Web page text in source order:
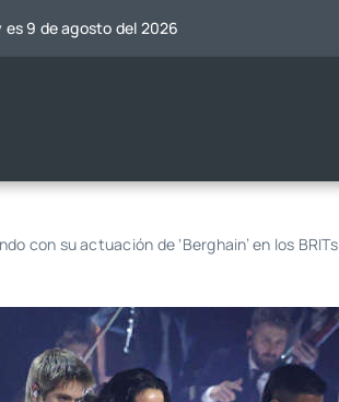
es 9 de agosto del 2026
con su actuación de ‘Berghain’ en los BRITs